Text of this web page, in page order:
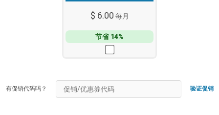
$ 6.00 每月
节省 14%
有促销代码吗？ 验证促销